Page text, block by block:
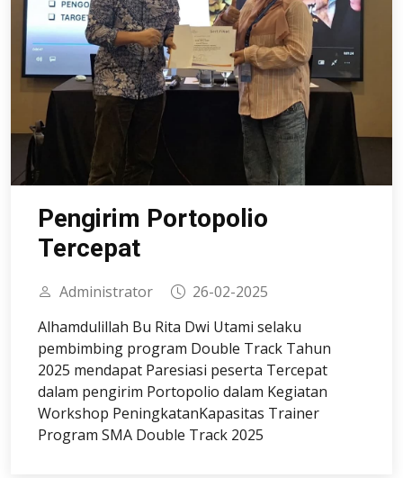
Pengirim Portopolio
Tercepat
Administrator
26-02-2025
Alhamdulillah Bu Rita Dwi Utami selaku
pembimbing program Double Track Tahun
2025 mendapat Paresiasi peserta Tercepat
dalam pengirim Portopolio dalam Kegiatan
Workshop PeningkatanKapasitas Trainer
Program SMA Double Track 2025